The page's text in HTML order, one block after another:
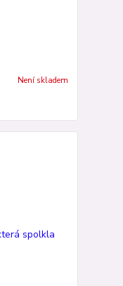
Není skladem